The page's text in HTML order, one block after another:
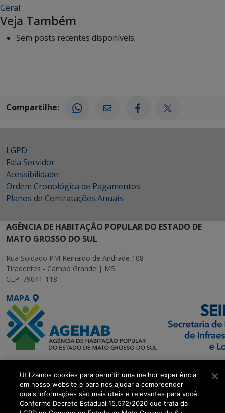
Geral
Veja Também
Sem posts recentes disponíveis.
Compartilhe:
LGPD
Fala Servidor
Acessibilidade
Ordem Cronológica de Pagamentos
Planos de Contratações Anuais
AGÊNCIA DE HABITAÇÃO POPULAR DO ESTADO DE
MATO GROSSO DO SUL
Rua Soldado PM Reinaldo de Andrade 108
Tiradentes - Campo Grande | MS
CEP: 79041-118
MAPA
SETDIG | Secretaria-
Executiva de
Transformação Digital
Utilizamos cookies para permitir uma melhor experiência
em nosso website e para nos ajudar a compreender
quais informações são mais úteis e relevantes para você.
Conforme Decreto Estadual 15.572/2020 que trata da